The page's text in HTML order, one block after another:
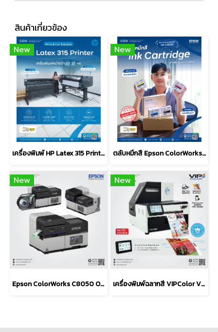
สินค้าเกี่ยวข้อง
New
เครื่องพิมพ์ HP Latex 315 Print and Cut Solution (1.37-m)
New
ตลับหมึกสี Epson ColorWorks Ink Cartridge SJIC46P for C4050
New
Epson ColorWorks C8050 On-Demand Colour Label Printer
New
เครื่องพิมพ์ฉลากสี VIPColor VP760 Industrial Color Label